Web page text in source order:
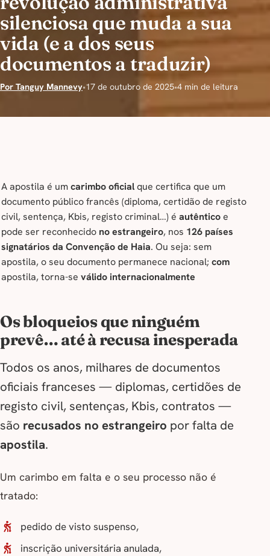
silenciosa que muda a sua
vida (e a dos seus
documentos a traduzir)
Por Tanguy Mannevy•17 de outubro de 2025•4 min de leitura
A apostila é umcarimbo oficialque certifica que um
documento público francês (diploma, certidão de registo
civil, sentença, Kbis, registo criminal…) é autênticoe
pode ser reconhecido no estrangeiro, nos 126 países
signatários da Convenção de Haia. Ou seja: sem
apostila, o seu documento permanece nacional; com
apostila, torna-se válido internacionalmente
Os bloqueios que ninguém
prevê… até à recusa inesperada
Todos os anos, milhares de documentos
oficiais franceses — diplomas, certidões de
registo civil, sentenças, Kbis, contratos —
são recusados no estrangeiro por falta de
apostila.
Um carimbo em falta e o seu processo não é
tratado:
pedido de visto suspenso,
inscrição universitária anulada,